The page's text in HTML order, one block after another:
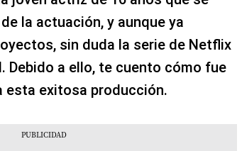
la actuación, y aunque ya
sin duda la serie de Netflix
Debido a ello, te cuento cómo fue
esta exitosa producción.